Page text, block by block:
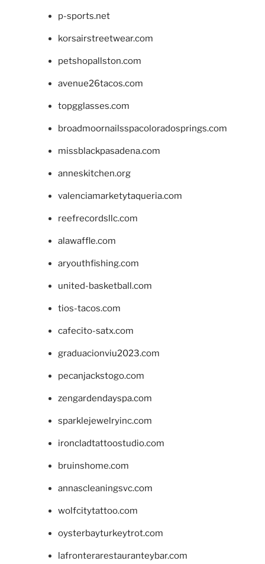
p-sports.net
korsairstreetwear.com
petshopallston.com
avenue26tacos.com
topgglasses.com
broadmoornailsspacoloradosprings.com
missblackpasadena.com
anneskitchen.org
valenciamarketytaqueria.com
reefrecordsllc.com
alawaffle.com
aryouthfishing.com
united-basketball.com
tios-tacos.com
cafecito-satx.com
graduacionviu2023.com
pecanjackstogo.com
zengardendayspa.com
sparklejewelryinc.com
ironcladtattoostudio.com
bruinshome.com
annascleaningsvc.com
wolfcitytattoo.com
oysterbayturkeytrot.com
lafronterarestauranteybar.com